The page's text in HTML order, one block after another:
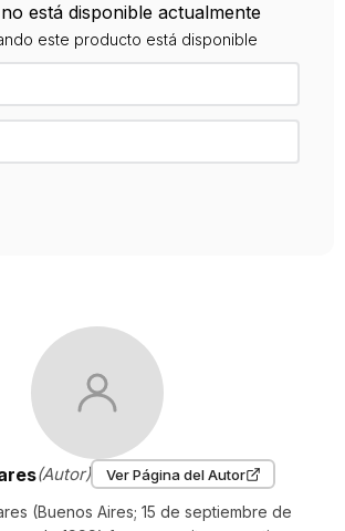
está disponible actualmente
este producto está disponible
(Autor) Ver Página del Autor
(Buenos Aires; 15 de septiembre de